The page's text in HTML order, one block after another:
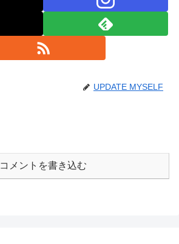
UPDATE MYSELF
コメントを書き込む